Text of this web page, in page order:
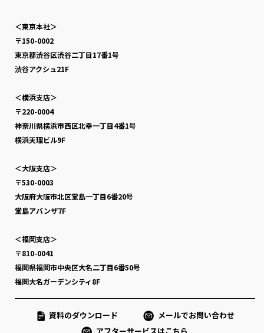
＜東京本社＞
〒150-0002
東京都渋谷区渋谷二丁目17番1号
渋谷アクシュ21F
＜横浜支店＞
〒220-0004
神奈川県横浜市西区北幸一丁目4番1号
横浜天理ビル9F
＜大阪支店＞
〒530-0003
大阪府大阪市北区堂島一丁目6番20号
堂島アバンザ7F
＜福岡支店＞
〒810-0041
福岡県福岡市中央区大名二丁目6番50号
福岡大名ガーデンシティ8F
資料のダウンロード
メールでお問い合わせ